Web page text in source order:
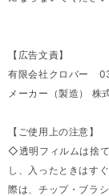
【広告文責】
有限会社クロバー
メーカー（製造） 株
【ご使用上の注意】
◇透明フィルムは捨
し、入ったときはす
際は、チップ・ブラ